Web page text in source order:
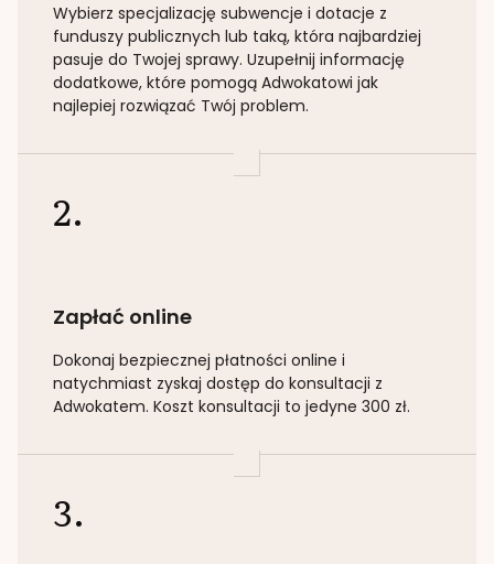
Wybierz specjalizację subwencje i dotacje z
funduszy publicznych lub taką, która najbardziej
pasuje do Twojej sprawy. Uzupełnij informację
dodatkowe, które pomogą Adwokatowi jak
najlepiej rozwiązać Twój problem.
2.
Zapłać online
Dokonaj bezpiecznej płatności online i
natychmiast zyskaj dostęp do konsultacji z
Adwokatem. Koszt konsultacji to jedyne 300 zł.
3.